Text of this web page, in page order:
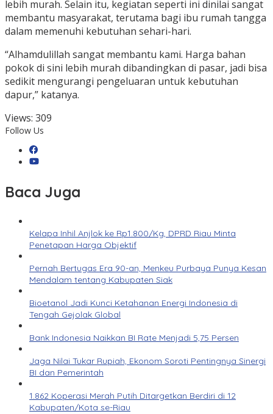
lebih murah. Selain itu, kegiatan seperti ini dinilai sangat
membantu masyarakat, terutama bagi ibu rumah tangga
dalam memenuhi kebutuhan sehari-hari.
“Alhamdulillah sangat membantu kami. Harga bahan
pokok di sini lebih murah dibandingkan di pasar, jadi bisa
sedikit mengurangi pengeluaran untuk kebutuhan
dapur,” katanya.
Views: 309
Follow Us
Baca Juga
Kelapa Inhil Anjlok ke Rp1.800/Kg, DPRD Riau Minta
Penetapan Harga Objektif
Pernah Bertugas Era 90-an, Menkeu Purbaya Punya Kesan
Mendalam tentang Kabupaten Siak
Bioetanol Jadi Kunci Ketahanan Energi Indonesia di
Tengah Gejolak Global
Bank Indonesia Naikkan BI Rate Menjadi 5,75 Persen
Jaga Nilai Tukar Rupiah, Ekonom Soroti Pentingnya Sinergi
BI dan Pemerintah
1.862 Koperasi Merah Putih Ditargetkan Berdiri di 12
Kabupaten/Kota se-Riau